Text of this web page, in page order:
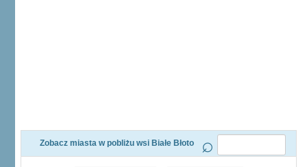
Zobacz miasta w pobliżu wsi Białe Błoto